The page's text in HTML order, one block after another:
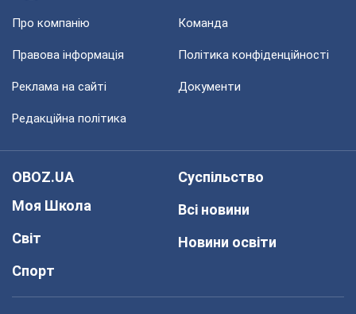
Про компанію Команда
Правова інформація Політика конфіденційності
Реклама на сайті Документи
Редакційна політика
OBOZ.UA
Моя Школа
Світ
Спорт
Суспільство
Всі новини
Новини освіти